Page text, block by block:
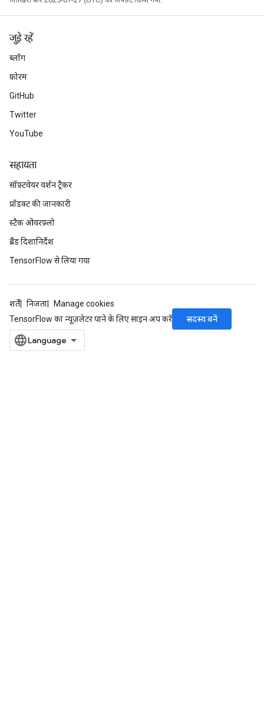
जुड़े रहें
ब्लॉग
फ़ोरम
GitHub
Twitter
YouTube
सहायता
सॉफ़्टवेयर वर्शन ट्रैकर
प्रॉडक्ट की जानकारी
स्टैक ओवरफ़्लो
ब्रैंड दिशानिर्देश
TensorFlow से लिया गया
शर्तें निजता
Manage cookies
TensorFlow का न्यूज़लेटर पाने के लिए साइन अप करें
सदस्य बनें